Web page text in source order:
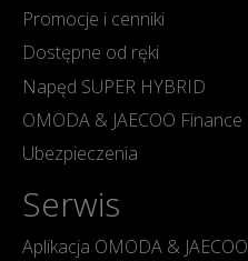
Promocje i cenniki
Dostępne od ręki
Napęd SUPER HYBRID
OMODA & JAECOO Finance
Ubezpieczenia
Serwis
Aplikacja OMODA & JAECOO